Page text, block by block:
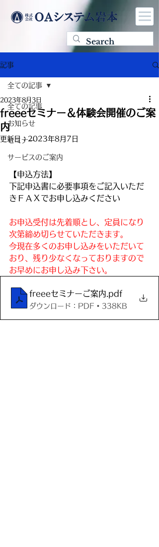
記事
全ての記事
お知らせ
セミナー
サービスのご案内
全ての記事
freeeセミナー＆体験会開催のご案
内
2023年8月3日
更新日：2023年8月7日
【申込方法】
下記申込書に必要事項をご記入いただ
き ＦＡＸでお申し込みください
お申込受付は先着順とし、定員になり
次第締め切らせていただきます。
今現在多くのお申し込みをいただいて
おり、残り少なくなっておりますので
お早めにお申し込み下さい。
freeeセミナーご案内 .pdf
ダウンロード：PDF • 338KB